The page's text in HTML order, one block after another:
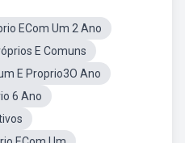
ECom Um 2 Ano
E Comuns
E Proprio3O Ano
6 Ano